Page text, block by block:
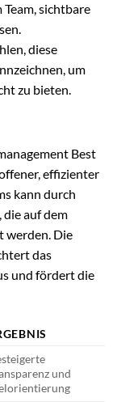
sichtbare
diese
um
zu bieten.
Best
effizienter
kann durch
die auf dem
werden. Die
das
und fördert die
und